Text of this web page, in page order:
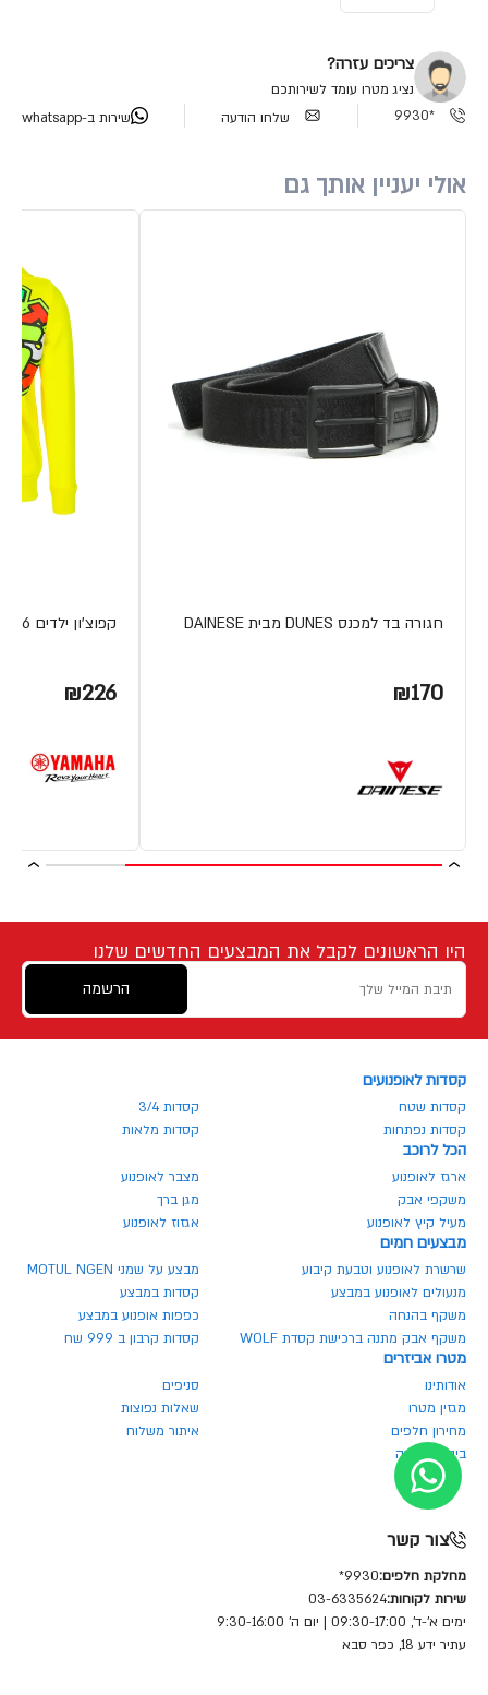
צריכים עזרה?
נציג מטרו עומד לשירותכם
*9930
שלחו הודעה שירות ב-whatsapp
אולי יעניין אותך גם
חגורה בד למכנס DUNES מבית DAINESE
₪170
קפוצ'ון ילדים THE DOCTOR 46
₪226
היו הראשונים לקבל את המבצעים החדשים שלנו
הרשמה
קסדות לאופנועים
קסדות שטח
קסדות 3/4
קסדות נפתחות
קסדות מלאות
הכל לרוכב
ארגז לאופנוע
מצבר לאופנוע
משקפי אבק
מגן ברך
מעיל קיץ לאופנוע
אגזוז לאופנוע
מבצעים חמים
שרשרת לאופנוע וטבעת קיבוע
מבצע על שמני MOTUL NGEN
מנעולים לאופנוע במבצע
קסדות במבצע
משקף בהנחה
כפפות אופנוע במבצע
משקף אבק מתנה ברכישת קסדת WOLF
קסדות קרבון ב 999 שח
מטרו אביזרים
אודותינו
סניפים
מגזין מטרו
שאלות נפוצות
מחירון חלפים
איתור משלוח
ביטול הזמנה
צור קשר
מחלקת חלפים:9930*
שירות לקוחות:03-6335624
ימים א'-ד', 09:30-17:00 | יום ה' 9:30-16:00
עתיר ידע 18, כפר סבא